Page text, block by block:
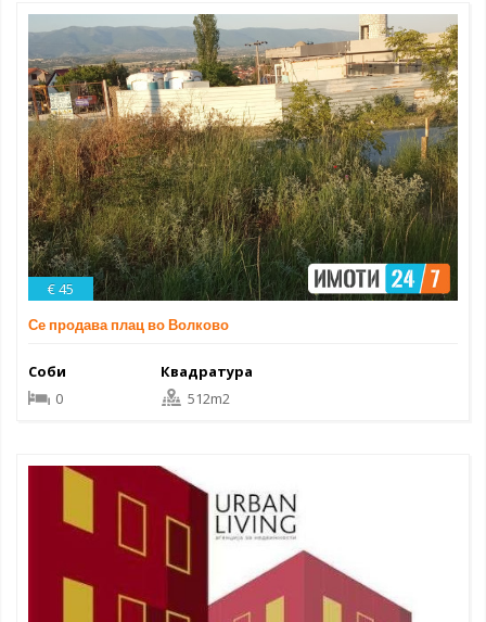
€ 45
Се продава плац во Волково
Соби
0
Квадратура
512m2